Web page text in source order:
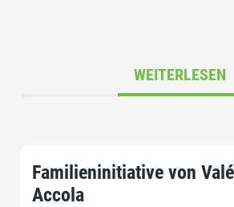
WEITERLESEN
Familieninitiative von
Accola